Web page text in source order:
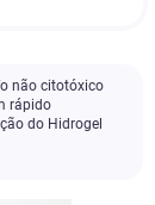
não citotóxico
rápido
do Hidrogel